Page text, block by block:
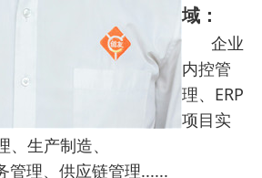
域：
企业
内控管
理、ERP
项目实
生产制造、
理、供应链管理......